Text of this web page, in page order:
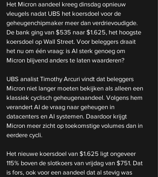
Het Micron aandeel kreeg dinsdag opnieuw
vleugels nadat UBS het koersdoel voor de
geheugenchipmaker meer dan verdrievoudigde.
De bank ging van $535 naar $1.625, het hoogste
koersdoel op Wall Street. Voor beleggers draait
het nu om één vraag: is AI sterk genoeg om
Micron blijvend anders te laten waarderen?
UBS analist Timothy Arcuri vindt dat beleggers
Micron niet langer moeten bekijken als alleen een
klassiek cyclisch geheugenaandeel. Volgens hem
verandert AI de vraag naar geheugen in
datacenters en AI systemen. Daardoor krijgt
Micron meer zicht op toekomstige volumes dan in
eerdere cycli.
Het nieuwe koersdoel van $1.625 ligt ongeveer
115% boven de slotkoers van vrijdag van $751. Dat
is fors, ook voor een aandeel dat al stevig was